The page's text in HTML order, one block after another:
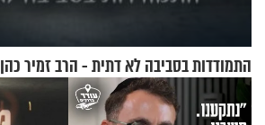
התמודדות בסביבה לא דתית - הרב זמיר כהן